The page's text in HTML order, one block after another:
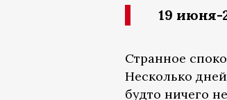
19 июня-
Странное
Несколько
будто ничего